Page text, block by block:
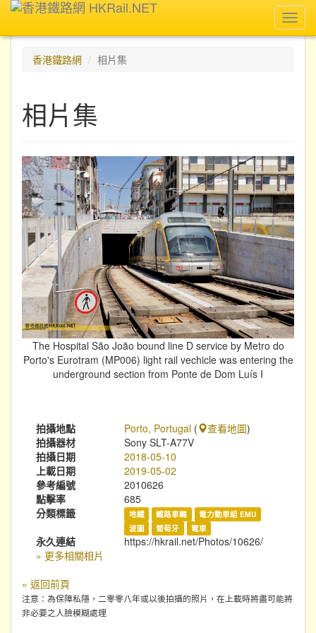
香港鐵路網
相片集
相片集
The Hospital São João bound line D service by Metro do
Porto's Eurotram (MP006) light rail vechicle was entering the
underground section from Ponte de Dom Luís I
拍攝地點 Porto, Portugal ( 查看地圖)
拍攝器材
Sony SLT-A77V
拍攝日期
2018-05-10
上載日期
2019-05-02
參考編號
2010626
點擊率
685
分類標籤
地鐵 鐵路車輛
電力動車組 EMU
波圖
葡萄牙 電車
永久連結
https://hkrail.net/Photos/10626/
» 更多相關相片
« 返回前頁
注意：為保障私隱，二零零八年或以後拍攝的照片，在上載時將盡可能將
非必要之人臉模糊處理